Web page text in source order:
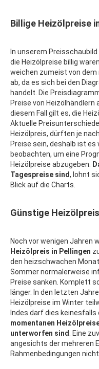
Billige Heizölpreise
In unserem
die Heizölpreise billig
weichen zumeist von dem
ab, da es sich bei den
handelt. Die
Preise von Heizölhändlern
diesem Fall gilt es, die
Aktuelle
Heizölpreis, dürften je
Preise sein, deshalb ist
beobachten, um eine
Heizölpreise abzugeben.
Tagespreise sind, lohnt
Blick auf die Charts.
Günstige
Noch vor wenigen Jahren
Heizölpreis in Pellingen
den heizschwachen
Sommer normalerweise
Preise sanken. Komplett
länger. In den letzten
Heizölpreise im Winter
Indes darf dies
momentanen
unterworfen sind
. Eine
angesichts der mehreren
Rahmenbedingungen